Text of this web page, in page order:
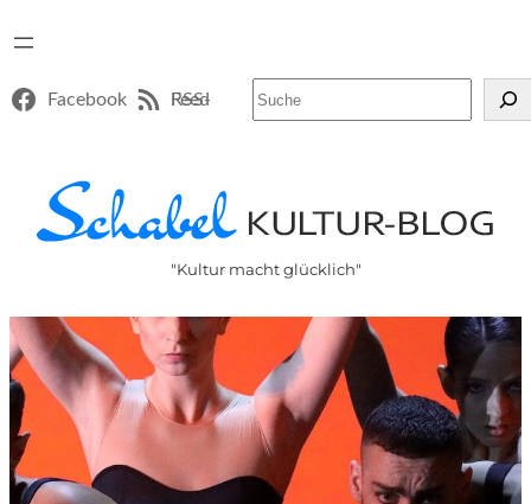
Facebook RSS-Feed
"Kultur macht glücklich"